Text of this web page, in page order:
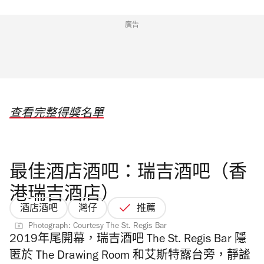
廣告
查看完整得獎名單
最佳酒店酒吧：瑞吉酒吧（香
港瑞吉酒店）
酒店酒吧 灣仔 推薦
Photograph: Courtesy The St. Regis Bar
2019年尾開幕，瑞吉酒吧 The St. Regis Bar 隱
匿於 The Drawing Room 和艾斯特露台旁， 靜謐